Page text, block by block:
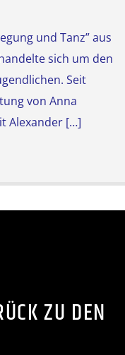
und Tanz” aus
sich um den
Seit
von Anna
Alexander […]
ZU DEN